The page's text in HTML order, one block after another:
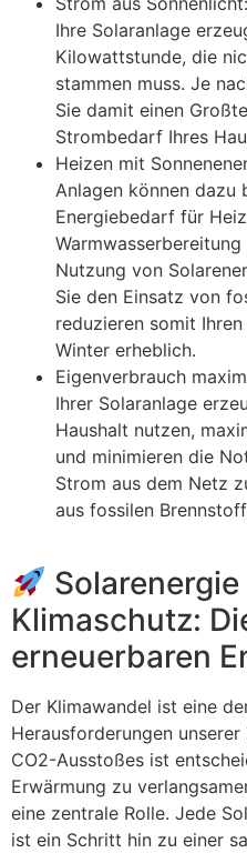
Ihre Solaranlage
Kilowattstunde, die
stammen muss. Je
Sie damit einen
Strombedarf Ihres
Heizen mit
Anlagen können dazu
Energiebedarf für
Nutzung von
Sie den Einsatz von
reduzieren somit
Winter erheblich.
Eigenverbrauch
Ihrer Solaranlage
Haushalt nutzen,
und minimieren die
Strom aus dem Netz
aus fossilen
Klimaschutz:
erneuerbaren
Der Klimawandel ist eine
Herausforderungen
CO2-Ausstoßes ist
Erwärmung zu
eine zentrale Rolle. Jede
ist ein Schritt hin zu einer